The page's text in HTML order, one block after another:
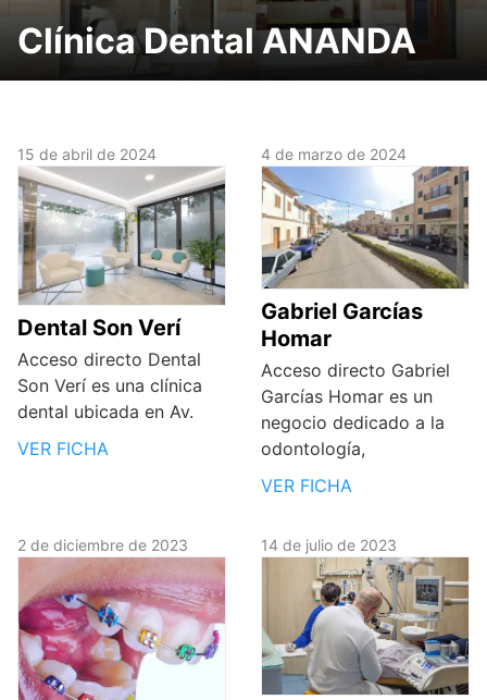
Clínica Dental ANANDA
15 de abril de 2024
Dental Son Verí
Acceso directo Dental
Son Verí es una clínica
dental ubicada en Av.
VER FICHA
4 de marzo de 2024
Gabriel Garcías
Homar
Acceso directo Gabriel
Garcías Homar es un
negocio dedicado a la
odontología,
VER FICHA
2 de diciembre de 2023 14 de julio de 2023